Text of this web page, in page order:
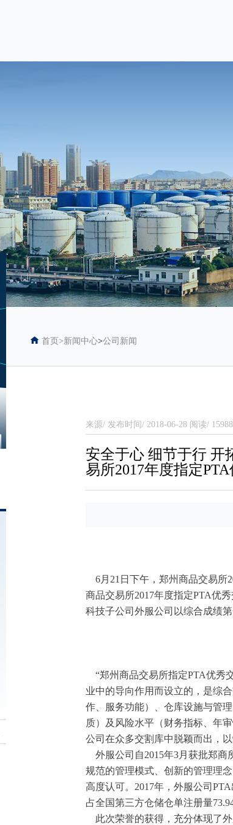
首页 >新闻中心>公司新闻
来源/ 发布时间/ 2018-06-28 阅读/ 15988
安全于心 细节于行
易所2017年度指定
6月21日下午，郑州商品交易所
商品交易所2017年度指定PTA优
科技子公司外服公司以综合成绩第
“郑州商品交易所指定PTA优秀
业中的导向作用而设立的，是综
作、服务功能）、仓库设施与管
质）及风险水平（财务指标、年
公司在众多交割库中脱颖而出，
外服公司自2015年3月获批郑商
规范的管理模式、创新的管理理
高度认可。2017年，外服公司
占全国第三方仓储仓单注册量
此次荣誉的获得，充分体现了